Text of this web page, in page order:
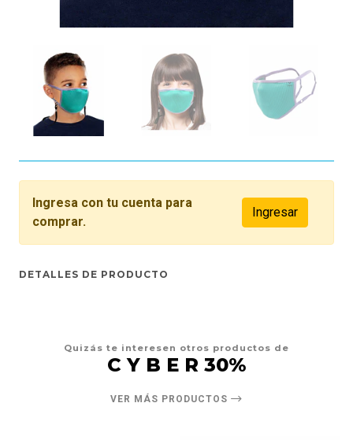
Ingresa con tu cuenta para
comprar.
Ingresar
DETALLES DE PRODUCTO
Quizás te interesen otros productos de
C Y B E R 30%
VER MÁS PRODUCTOS